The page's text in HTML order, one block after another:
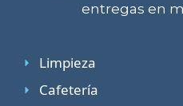
entregas en
Limpieza
Cafetería